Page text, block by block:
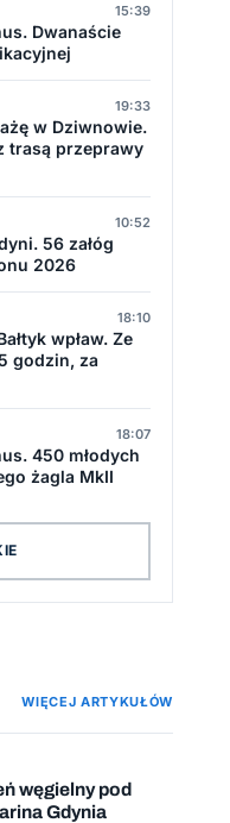
15:39
Dwanaście
19:33
w Dziwnowie.
trasą przeprawy
10:52
56 załóg
2026
18:10
wpław. Ze
godzin, za
18:07
450 młodych
żagla MkII
WIĘCEJ ARTYKUŁÓW
węgielny pod
Gdynia